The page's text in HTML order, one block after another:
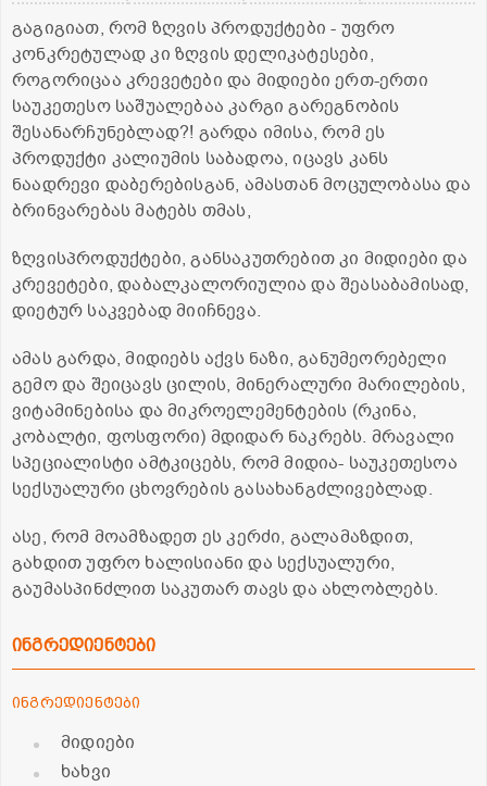
გაგიგიათ, რომ ზღვის პროდუქტები - უფრო
კონკრეტულად კი ზღვის დელიკატესები,
როგორიცაა კრევეტები და მიდიები ერთ-ერთი
საუკეთესო საშუალებაა კარგი გარეგნობის
შესანარჩუნებლად?! გარდა იმისა, რომ ეს
პროდუქტი კალიუმის საბადოა, იცავს კანს
ნაადრევი დაბერებისგან, ამასთან მოცულობასა და
ბრინვარებას მატებს თმას,
ზღვისპროდუქტები, განსაკუთრებით კი მიდიები და
კრევეტები, დაბალკალორიულია და შეასაბამისად,
დიეტურ საკვებად მიიჩნევა.
ამას გარდა, მიდიებს აქვს ნაზი, განუმეორებელი
გემო და შეიცავს ცილის, მინერალური მარილების,
ვიტამინებისა და მიკროელემენტების (რკინა,
კობალტი, ფოსფორი) მდიდარ ნაკრებს. მრავალი
სპეციალისტი ამტკიცებს, რომ მიდია- საუკეთესოა
სექსუალური ცხოვრების გასახანგძლივებლად.
ასე, რომ მოამზადეთ ეს კერძი, გალამაზდით,
გახდით უფრო ხალისიანი და სექსუალური,
გაუმასპინძლით საკუთარ თავს და ახლობლებს.
ინგრედიენტები
ინგრედიენტები
მიდიები
ხახვი